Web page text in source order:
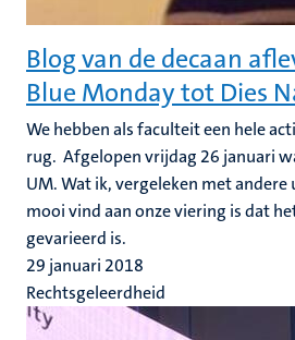
Blog van de decaan
Blue Monday tot Dies
We hebben als faculteit een hele
rug. Afgelopen vrijdag 26 januari
UM. Wat ik, vergeleken met
mooi vind aan onze viering is dat
gevarieerd is.
29 januari 2018
Rechtsgeleerdheid